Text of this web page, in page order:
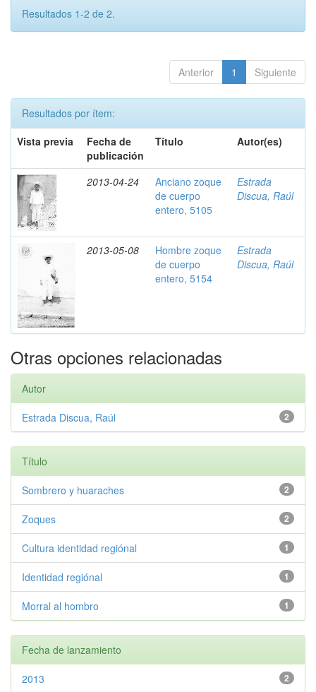
Resultados 1-2 de 2.
Anterior 1 Siguiente
Resultados por ítem:
Vista previa
Fecha de
publicación
Título Autor(es)
2013-04-24
Anciano zoque
de cuerpo
entero, 5105
Estrada
Discua, Raúl
2013-05-08
Hombre zoque
de cuerpo
entero, 5154
Estrada
Discua, Raúl
Otras opciones relacionadas
Autor
2
Estrada Discua, Raúl
Título
2
Sombrero y huaraches
2
Zoques
1
Cultura identidad regiónal
1
Identidad regiónal
1
Morral al hombro
Fecha de lanzamiento
2
2013